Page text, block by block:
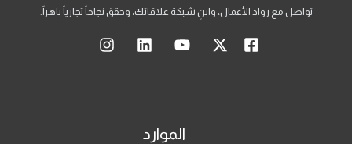
تواصل مع رواد الأعمال، وابنِ شبكة علاقاتك، وحقق نجاحاً تجارياً باهراً.
الموارد